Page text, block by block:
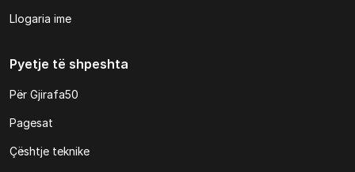
Llogaria ime
Pyetje të shpeshta
Për Gjirafa50
Pagesat
Çështje teknike